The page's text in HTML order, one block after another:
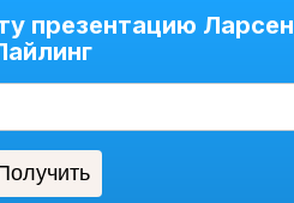
презентацию Ларсен